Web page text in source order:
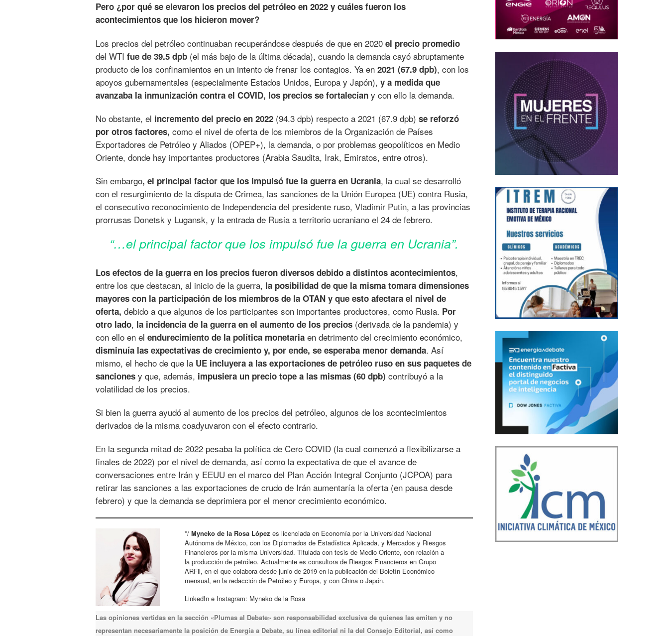
Pero ¿por qué se elevaron los precios del petróleo en 2022 y cuáles fueron los
acontecimientos que los hicieron mover?
Los precios del petróleo continuaban recuperándose después de que en 2020 el precio promedio
del WTI fue de 39.5 dpb (el más bajo de la última década), cuando la demanda cayó abruptamente
producto de los confinamientos en un intento de frenar los contagios. Ya en 2021 (67.9 dpb), con los
apoyos gubernamentales (especialmente Estados Unidos, Europa y Japón), y a medida que
avanzaba la inmunización contra el COVID, los precios se fortalecían y con ello la demanda.
No obstante, el incremento del precio en 2022 (94.3 dpb) respecto a 2021 (67.9 dpb) se reforzó
por otros factores, como el nivel de oferta de los miembros de la Organización de Países
Exportadores de Petróleo y Aliados (OPEP+), la demanda, o por problemas geopolíticos en Medio
Oriente, donde hay importantes productores (Arabia Saudita, Irak, Emiratos, entre otros).
Sin embargo, el principal factor que los impulsó fue la guerra en Ucrania, la cual se desarrolló
con el resurgimiento de la disputa de Crimea, las sanciones de la Unión Europea (UE) contra Rusia,
el consecutivo reconocimiento de Independencia del presidente ruso, Vladimir Putin, a las provincias
prorrusas Donetsk y Lugansk, y la entrada de Rusia a territorio ucraniano el 24 de febrero.
“…el principal factor que los impulsó fue la guerra en Ucrania”.
Los efectos de la guerra en los precios fueron diversos debido a distintos acontecimientos,
entre los que destacan, al inicio de la guerra, la posibilidad de que la misma tomara dimensiones
mayores con la participación de los miembros de la OTAN y que esto afectara el nivel de
oferta, debido a que algunos de los participantes son importantes productores, como Rusia. Por
otro lado, la incidencia de la guerra en el aumento de los precios (derivada de la pandemia) y
con ello en el endurecimiento de la política monetaria en detrimento del crecimiento económico,
disminuía las expectativas de crecimiento y, por ende, se esperaba menor demanda. Así
mismo, el hecho de que la UE incluyera a las exportaciones de petróleo ruso en sus paquetes de
sanciones y que, además, impusiera un precio tope a las mismas (60 dpb) contribuyó a la
volatilidad de los precios.
Si bien la guerra ayudó al aumento de los precios del petróleo, algunos de los acontecimientos
derivados de la misma coadyuvaron con el efecto contrario.
En la segunda mitad de 2022 pesaba la política de Cero COVID (la cual comenzó a flexibilizarse a
finales de 2022) por el nivel de demanda, así como la expectativa de que el avance de
conversaciones entre Irán y EEUU en el marco del Plan Acción Integral Conjunto (JCPOA) para
retirar las sanciones a las exportaciones de crudo de Irán aumentaría la oferta (en pausa desde
febrero) y que la demanda se deprimiera por el menor crecimiento económico.
*/Myneko de la Rosa Lópezes licenciada en Economía por la Universidad Nacional
Autónoma de México, con los Diplomados de Estadística Aplicada, y Mercados y Riesgos
Financieros por la misma Universidad. Titulada con tesis de Medio Oriente, con relación a
la producción de petróleo. Actualmente es consultora de Riesgos Financieros en Grupo
ARFil, en el que colabora desde junio de 2019 en la publicación del Boletín Económico
mensual, en la redacción de Petróleo y Europa, y con China o Japón.
LinkedIn e Instagram: Myneko de la Rosa
Las opiniones vertidas en la sección «Plumas al Debate» son responsabilidad exclusiva de quienes las emiten y no
representan necesariamente la posición de Energía a Debate, su línea editorial ni la del Consejo Editorial, así como